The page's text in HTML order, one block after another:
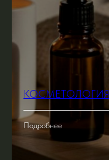
КОСМЕТОЛОГИЯ
Подробнее